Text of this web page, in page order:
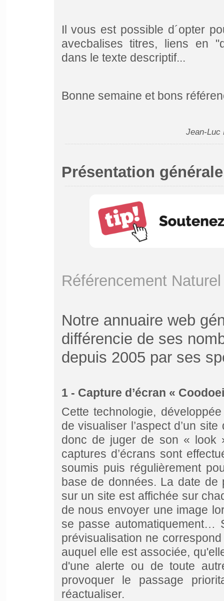
Il vous est possible d´opter
avecbalises titres, liens en
dans le texte descriptif...
Bonne semaine et bons
Jean-Luc
Présentation
Référencement
Notre annuaire web
différencie de ses
depuis 2005 par ses
1 - Capture d’écran «
Cette technologie,
de visualiser l’aspect d’un
donc de juger de son « look
captures d’écrans sont
soumis puis régulièrement
base de données. La date
sur un site est affichée sur
de nous envoyer une image
se passe automatiquement…
prévisualisation ne
auquel elle est associée,
d'une alerte ou de toute
provoquer le passage
réactualiser.